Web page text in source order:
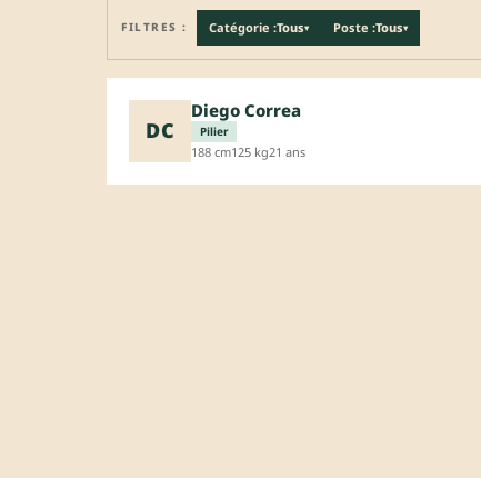
FILTRES : Catégorie :Tous▾ Poste :Tous▾
DC
Diego Correa
Pilier
188 cm125 kg21 ans